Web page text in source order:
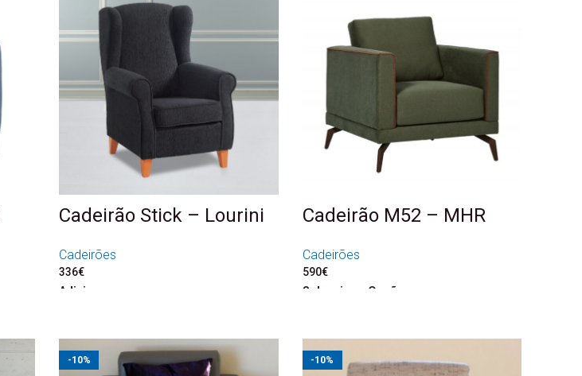
Cadeirão Stick – Lourini
Cadeirões
336€
Adicionar
Cadeirão M52 – MHR
Cadeirões
590€
Seleccione Opções
-10% -10%